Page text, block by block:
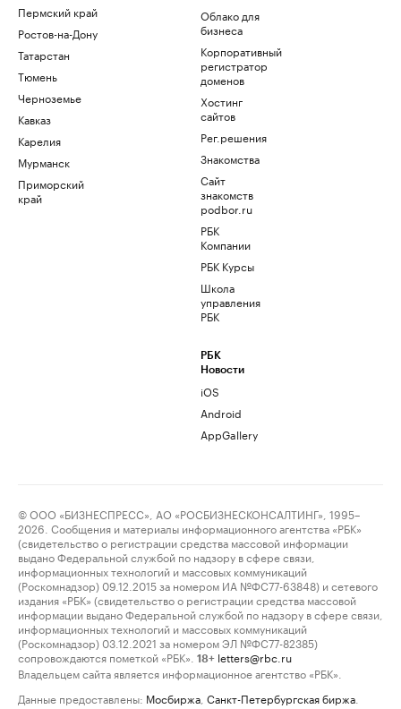
Пермский край
Ростов-на-Дону
Татарстан
Тюмень
Черноземье
Кавказ
Карелия
Мурманск
Приморский
край
Облако для
бизнеса
Корпоративный
регистратор
доменов
Хостинг
сайтов
Рег.решения
Знакомства
Сайт
знакомств
podbor.ru
РБК
Компании
РБК Курсы
Школа
управления
РБК
РБК
Новости
iOS
Android
AppGallery
© ООО «БИЗНЕСПРЕСС», АО «РОСБИЗНЕСКОНСАЛТИНГ», 1995–
2026. Сообщения и материалы информационного агентства «РБК»
(свидетельство о регистрации средства массовой информации
выдано Федеральной службой по надзору в сфере связи,
информационных технологий и массовых коммуникаций
(Роскомнадзор) 09.12.2015 за номером ИА №ФС77-63848) и сетевого
издания «РБК» (свидетельство о регистрации средства массовой
информации выдано Федеральной службой по надзору в сфере связи,
информационных технологий и массовых коммуникаций
(Роскомнадзор) 03.12.2021 за номером ЭЛ №ФС77-82385)
сопровождаются пометкой «РБК».
18+ letters@rbc.ru
Владельцем сайта является информационное агентство «РБК».
Данные предоставлены: Мосбиржа Санкт-Петербургская биржа